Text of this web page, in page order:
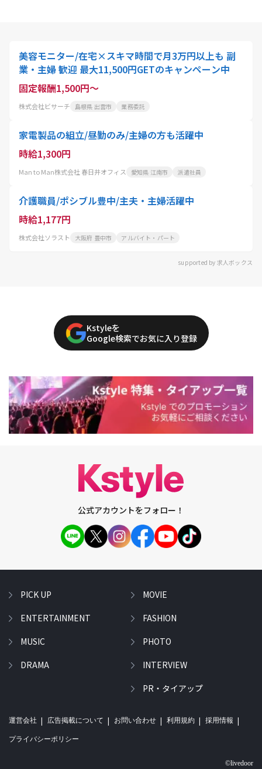
美容モニター/在宅×スキマ時間で月3万円以上も 副
業・主婦 歓迎 最大11,500円GETのキャンペーン中
固定報酬1,500円～
株式会社ビサーチ 島根県 出雲市 業務委託
家電製品の組立/昼勤のみ/主婦の方も活躍中
時給1,300円
Man to Man株式会社 春日井オフィス 愛知県 江南市 派遣社員
介護職員/ポシブル豊中/主夫・主婦活躍中
時給1,177円
株式会社ソラスト 大阪府 豊中市 アルバイト・パート
supported by 求人ボックス
Kstyleを
Google検索でお気に入り登録
公式アカウントをフォロー！
PICK UP
ENTERTAINMENT
MUSIC
DRAMA
MOVIE
FASHION
PHOTO
INTERVIEW
PR・タイアップ
運営会社 広告掲載について お問い合わせ 利用規約 採用情報
プライバシーポリシー
©livedoor